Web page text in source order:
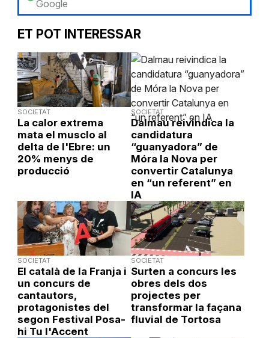
Google
ET POT INTERESSAR
SOCIETAT
La calor extrema
mata el musclo al
delta de l'Ebre: un
20% menys de
producció
SOCIETAT
Dalmau reivindica la
candidatura
“guanyadora” de
Móra la Nova per
convertir Catalunya
en “un referent” en
IA
SOCIETAT
El català de la Franja i
un concurs de
cantautors,
protagonistes del
segon Festival Posa-
hi Tu l'Accent
SOCIETAT
Surten a concurs les
obres dels dos
projectes per
transformar la façana
fluvial de Tortosa